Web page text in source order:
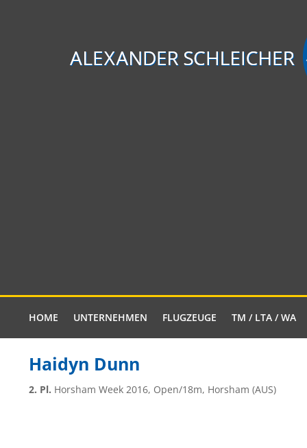
HOME UNTERNEHMEN FLUGZEUGE TM / LTA / WA
Haidyn Dunn
2. Pl. Horsham Week 2016, Open/18m, Horsham (AUS)